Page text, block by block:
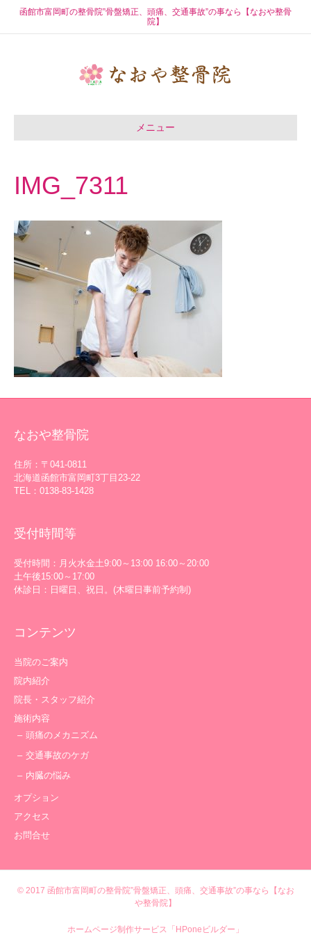
函館市富岡町の整骨院”骨盤矯正、頭痛、交通事故”の事なら【なおや整骨
院】
メニュー
IMG_7311
なおや整骨院
住所：〒041-0811
北海道函館市富岡町3丁目23-22
TEL：0138-83-1428
受付時間等
受付時間：月火水金土9:00～13:00 16:00～20:00
土午後15:00～17:00
休診日：日曜日、祝日。(木曜日事前予約制)
コンテンツ
当院のご案内
院内紹介
院長・スタッフ紹介
施術内容
頭痛のメカニズム
交通事故のケガ
内臓の悩み
オプション
アクセス
お問合せ
© 2017 函館市富岡町の整骨院”骨盤矯正、頭痛、交通事故”の事なら【なお
や整骨院】
ホームページ制作サービス「HPoneビルダー」